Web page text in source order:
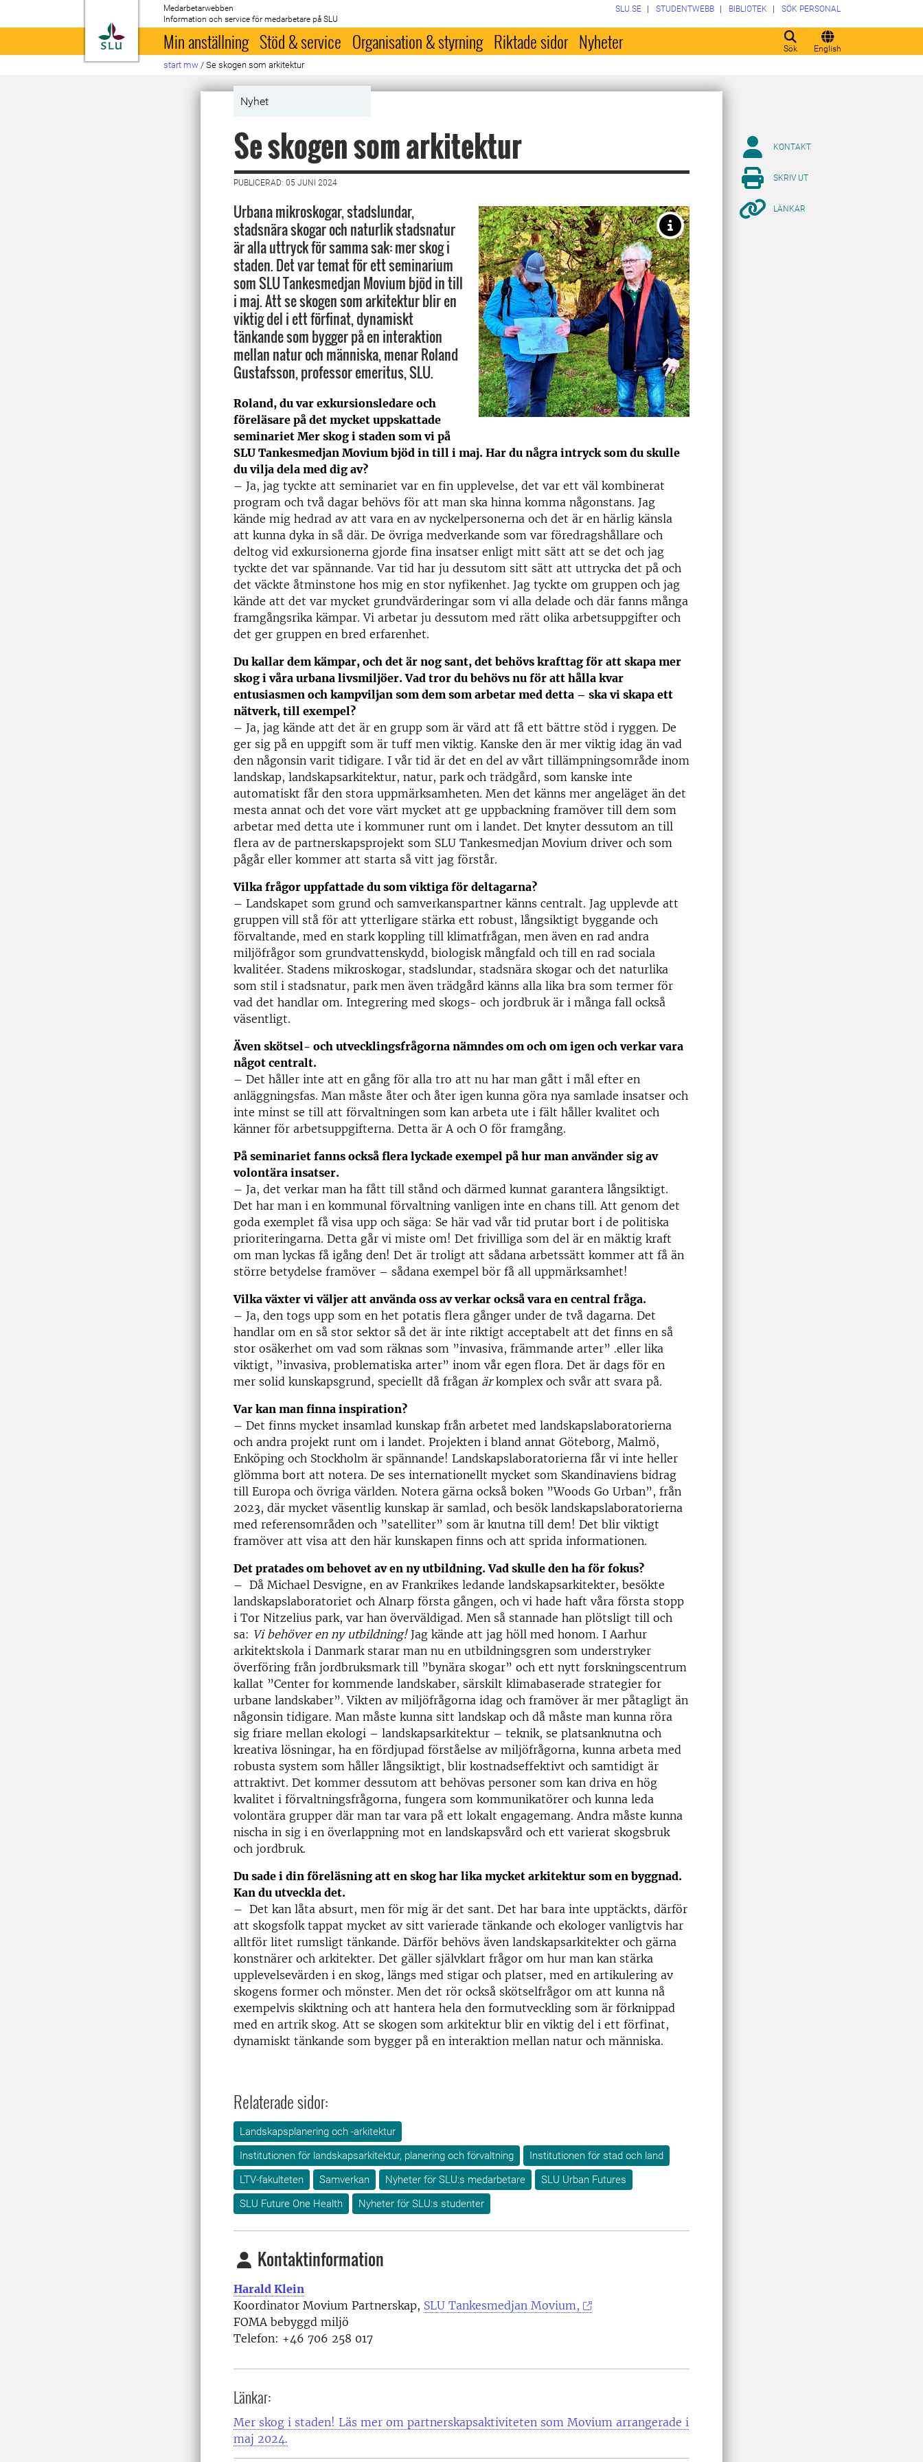
Till startsida
Medarbetarwebben
Information och service för medarbetare på SLU
Sök English
SLU.SE STUDENTWEBB BIBLIOTEK SÖK PERSONAL
Min anställning Stöd & service Organisation & styrning Riktade sidor Nyheter
start mw / Se skogen som arkitektur
Nyhet
Se skogen som arkitektur
PUBLICERAD: 05 JUNI 2024
Urbana mikroskogar, stadslundar,
stadsnära skogar och naturlik stadsnatur
är alla uttryck för samma sak: mer skog i
staden. Det var temat för ett seminarium
som SLU Tankesmedjan Movium bjöd in till
i maj. Att se skogen som arkitektur blir en
viktig del i ett förfinat, dynamiskt
tänkande som bygger på en interaktion
mellan natur och människa, menar Roland
Gustafsson, professor emeritus, SLU.
Roland, du var exkursionsledare och
föreläsare på det mycket uppskattade
seminariet Mer skog i staden som vi på
SLU Tankesmedjan Movium bjöd in till i maj. Har du några intryck som du skulle
du vilja dela med dig av?
– Ja, jag tyckte att seminariet var en fin upplevelse, det var ett väl kombinerat
program och två dagar behövs för att man ska hinna komma någonstans. Jag
kände mig hedrad av att vara en av nyckelpersonerna och det är en härlig känsla
att kunna dyka in så där. De övriga medverkande som var föredragshållare och
deltog vid exkursionerna gjorde fina insatser enligt mitt sätt att se det och jag
tyckte det var spännande. Var tid har ju dessutom sitt sätt att uttrycka det på och
det väckte åtminstone hos mig en stor nyfikenhet. Jag tyckte om gruppen och jag
kände att det var mycket grundvärderingar som vi alla delade och där fanns många
framgångsrika kämpar. Vi arbetar ju dessutom med rätt olika arbetsuppgifter och
det ger gruppen en bred erfarenhet.
Du kallar dem kämpar, och det är nog sant, det behövs krafttag för att skapa mer
skog i våra urbana livsmiljöer. Vad tror du behövs nu för att hålla kvar
entusiasmen och kampviljan som dem som arbetar med detta – ska vi skapa ett
nätverk, till exempel?
– Ja, jag kände att det är en grupp som är värd att få ett bättre stöd i ryggen. De
ger sig på en uppgift som är tuff men viktig. Kanske den är mer viktig idag än vad
den någonsin varit tidigare. I vår tid är det en del av vårt tillämpningsområde inom
landskap, landskapsarkitektur, natur, park och trädgård, som kanske inte
automatiskt får den stora uppmärksamheten. Men det känns mer angeläget än det
mesta annat och det vore värt mycket att ge uppbackning framöver till dem som
arbetar med detta ute i kommuner runt om i landet. Det knyter dessutom an till
flera av de partnerskapsprojekt som SLU Tankesmedjan Movium driver och som
pågår eller kommer att starta så vitt jag förstår.
Vilka frågor uppfattade du som viktiga för deltagarna?
– Landskapet som grund och samverkanspartner känns centralt. Jag upplevde att
gruppen vill stå för att ytterligare stärka ett robust, långsiktigt byggande och
förvaltande, med en stark koppling till klimatfrågan, men även en rad andra
miljöfrågor som grundvattenskydd, biologisk mångfald och till en rad sociala
kvalitéer. Stadens mikroskogar, stadslundar, stadsnära skogar och det naturlika
som stil i stadsnatur, park men även trädgård känns alla lika bra som termer för
vad det handlar om. Integrering med skogs- och jordbruk är i många fall också
väsentligt.
Även skötsel- och utvecklingsfrågorna nämndes om och om igen och verkar vara
något centralt.
– Det håller inte att en gång för alla tro att nu har man gått i mål efter en
anläggningsfas. Man måste åter och åter igen kunna göra nya samlade insatser och
inte minst se till att förvaltningen som kan arbeta ute i fält håller kvalitet och
känner för arbetsuppgifterna. Detta är A och O för framgång.
På seminariet fanns också flera lyckade exempel på hur man använder sig av
volontära insatser.
– Ja, det verkar man ha fått till stånd och därmed kunnat garantera långsiktigt.
Det har man i en kommunal förvaltning vanligen inte en chans till. Att genom det
goda exemplet få visa upp och säga: Se här vad vår tid prutar bort i de politiska
prioriteringarna. Detta går vi miste om! Det frivilliga som del är en mäktig kraft
om man lyckas få igång den! Det är troligt att sådana arbetssätt kommer att få än
större betydelse framöver – sådana exempel bör få all uppmärksamhet!
Vilka växter vi väljer att använda oss av verkar också vara en central fråga.
– Ja, den togs upp som en het potatis flera gånger under de två dagarna. Det
handlar om en så stor sektor så det är inte riktigt acceptabelt att det finns en så
stor osäkerhet om vad som räknas som ”invasiva, främmande arter” .eller lika
viktigt, ”invasiva, problematiska arter” inom vår egen flora. Det är dags för en
mer solid kunskapsgrund, speciellt då frågan ärkomplex och svår att svara på.
Var kan man finna inspiration?
– Det finns mycket insamlad kunskap från arbetet med landskapslaboratorierna
och andra projekt runt om i landet. Projekten i bland annat Göteborg, Malmö,
Enköping och Stockholm är spännande! Landskapslaboratorierna får vi inte heller
glömma bort att notera. De ses internationellt mycket som Skandinaviens bidrag
till Europa och övriga världen. Notera gärna också boken ”Woods Go Urban”, från
2023, där mycket väsentlig kunskap är samlad, och besök landskapslaboratorierna
med referensområden och ”satelliter” som är knutna till dem! Det blir viktigt
framöver att visa att den här kunskapen finns och att sprida informationen.
Det pratades om behovet av en ny utbildning. Vad skulle den ha för fokus?
– Då Michael Desvigne, en av Frankrikes ledande landskapsarkitekter, besökte
landskapslaboratoriet och Alnarp första gången, och vi hade haft våra första stopp
i Tor Nitzelius park, var han överväldigad. Men så stannade han plötsligt till och
sa: Vi behöver en ny utbildning! Jag kände att jag höll med honom. I Aarhur
arkitektskola i Danmark starar man nu en utbildningsgren som understryker
överföring från jordbruksmark till ”bynära skogar” och ett nytt forskningscentrum
kallat ”Center for kommende landskaber, särskilt klimabaserade strategier for
urbane landskaber”. Vikten av miljöfrågorna idag och framöver är mer påtagligt än
någonsin tidigare. Man måste kunna sitt landskap och då måste man kunna röra
sig friare mellan ekologi – landskapsarkitektur – teknik, se platsanknutna och
kreativa lösningar, ha en fördjupad förståelse av miljöfrågorna, kunna arbeta med
robusta system som håller långsiktigt, blir kostnadseffektivt och samtidigt är
attraktivt. Det kommer dessutom att behövas personer som kan driva en hög
kvalitet i förvaltningsfrågorna, fungera som kommunikatörer och kunna leda
volontära grupper där man tar vara på ett lokalt engagemang. Andra måste kunna
nischa in sig i en överlappning mot en landskapsvård och ett varierat skogsbruk
och jordbruk.
Du sade i din föreläsning att en skog har lika mycket arkitektur som en byggnad.
Kan du utveckla det.
– Det kan låta absurt, men för mig är det sant. Det har bara inte upptäckts, därför
att skogsfolk tappat mycket av sitt varierade tänkande och ekologer vanligtvis har
alltför litet rumsligt tänkande. Därför behövs även landskapsarkitekter och gärna
konstnärer och arkitekter. Det gäller självklart frågor om hur man kan stärka
upplevelsevärden i en skog, längs med stigar och platser, med en artikulering av
skogens former och mönster. Men det rör också skötselfrågor om att kunna nå
exempelvis skiktning och att hantera hela den formutveckling som är förknippad
med en artrik skog. Att se skogen som arkitektur blir en viktig del i ett förfinat,
dynamiskt tänkande som bygger på en interaktion mellan natur och människa.
Relaterade sidor:
Landskapsplanering och -arkitektur
Institutionen för landskapsarkitektur, planering och förvaltning
Institutionen för stad och land
LTV-fakulteten
Samverkan Nyheter för SLU:s medarbetare
SLU Urban Futures
SLU Future One Health
Nyheter för SLU:s studenter
Kontaktinformation
Harald Klein
Koordinator Movium Partnerskap, SLU Tankesmedjan Movium,
FOMA bebyggd miljö
Telefon: +46 706 258 017
Länkar:
Mer skog i staden! Läs mer om partnerskapsaktiviteten som Movium arrangerade i
maj 2024.
KONTAKT
SKRIV UT
LÄNKAR